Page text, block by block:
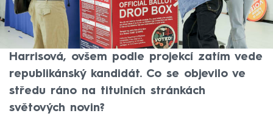
Svět má za sebou americkou volební noc.
Dosud není jasné, zda zasedne v Bílém
domě Donald Trump nebo Kamala
Harrisová, ovšem podle projekcí zatím vede
republikánský kandidát. Co se objevilo ve
středu ráno na titulních stránkách
světových novin?